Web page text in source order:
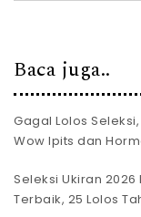
Baca juga..
Gagal Lolos
Wow Ipits dan
Seleksi Ukiran
Terbaik, 25 Lolos